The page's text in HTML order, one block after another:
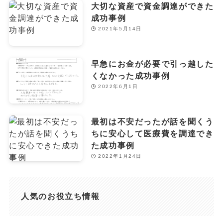
大切な資産で資金調達ができた
成功事例
2021年5月14日
早急にお金が必要で引っ越した
くなかった成功事例
2022年6月1日
最初は不安だったが話を聞くう
ちに安心して医療費を調達でき
た成功事例
2022年1月24日
人気のお役立ち情報